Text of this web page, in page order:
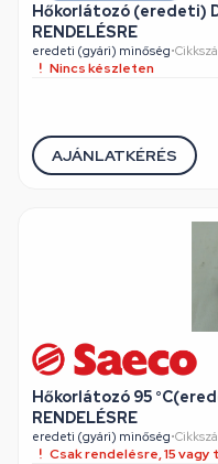
Hőkorlátozó (eredeti)
RENDELÉSRE
eredeti (gyári) minőség•
Nincs készleten
AJÁNLATKÉRÉS
Hőkorlátozó 95
RENDELÉSRE
eredeti (gyári) minőség•
Csak rendelésre, 15 vagy